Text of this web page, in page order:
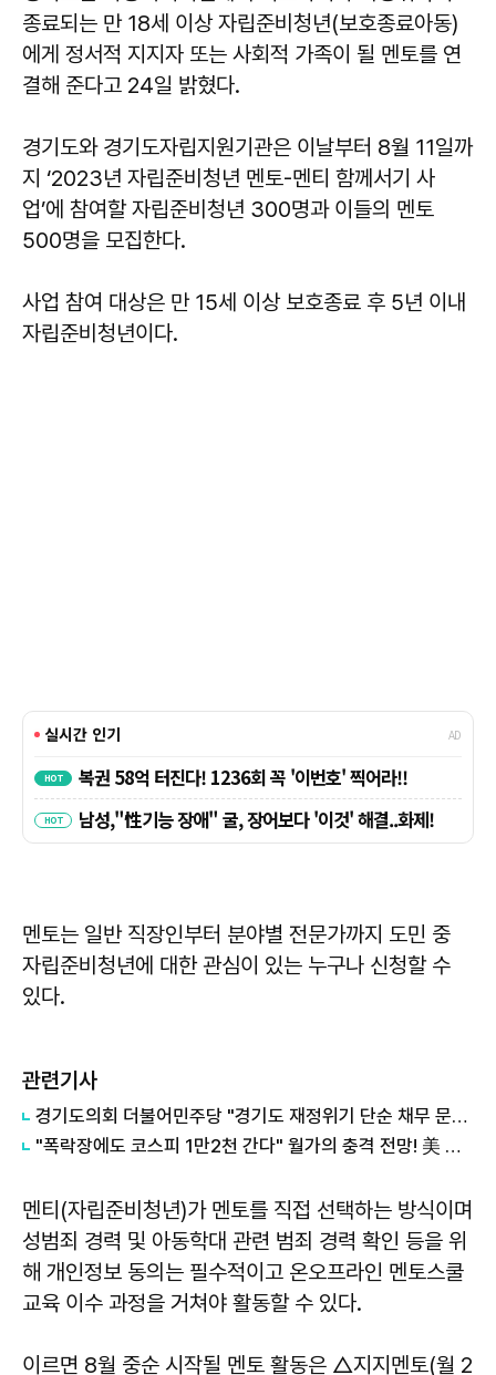
종료되는 만 18세 이상 자립준비청년(보호종료아동)
에게 정서적 지지자 또는 사회적 가족이 될 멘토를 연
결해 준다고 24일 밝혔다.
경기도와 경기도자립지원기관은 이날부터 8월 11일까
지 ‘2023년 자립준비청년 멘토-멘티 함께서기 사
업’에 참여할 자립준비청년 300명과 이들의 멘토
500명을 모집한다.
사업 참여 대상은 만 15세 이상 보호종료 후 5년 이내
자립준비청년이다.
멘토는 일반 직장인부터 분야별 전문가까지 도민 중
자립준비청년에 대한 관심이 있는 누구나 신청할 수
있다.
관련기사
경기도의회 더불어민주당 "경기도 재정위기 단순 채무 문제 아냐"...세수체계 개편 논의
"폭락장에도 코스피 1만2천 간다" 월가의 충격 전망! 美 반도체 15% 관세 폭탄·7조 빚 경기도 세수 전쟁까지
멘티(자립준비청년)가 멘토를 직접 선택하는 방식이며
성범죄 경력 및 아동학대 관련 범죄 경력 확인 등을 위
해 개인정보 동의는 필수적이고 온오프라인 멘토스쿨
교육 이수 과정을 거쳐야 활동할 수 있다.
이르면 8월 중순 시작될 멘토 활동은 △지지멘토(월 2